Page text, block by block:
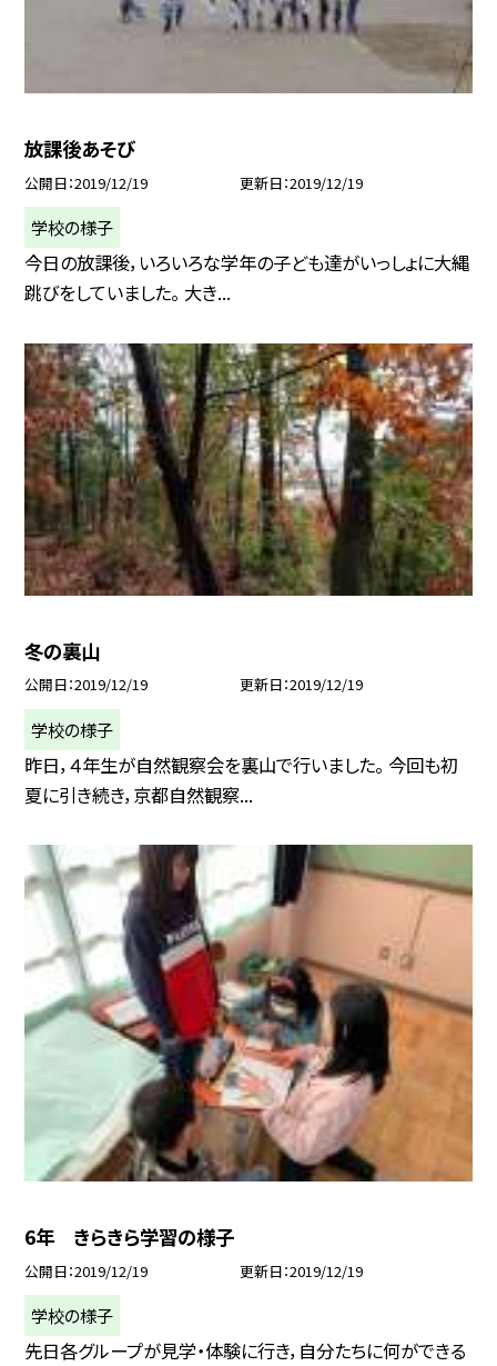
放課後あそび
公開日 2019/12/19 更新日 2019/12/19
学校の様子
今日の放課後，いろいろな学年の子ども達がいっしょに大縄
跳びをしていました。 大き...
冬の裏山
公開日 2019/12/19 更新日 2019/12/19
学校の様子
昨日，４年生が自然観察会を裏山で行いました。 今回も初
夏に引き続き，京都自然観察...
6年 きらきら学習の様子
公開日 2019/12/19 更新日 2019/12/19
学校の様子
先日各グループが見学・体験に行き，自分たちに何ができる